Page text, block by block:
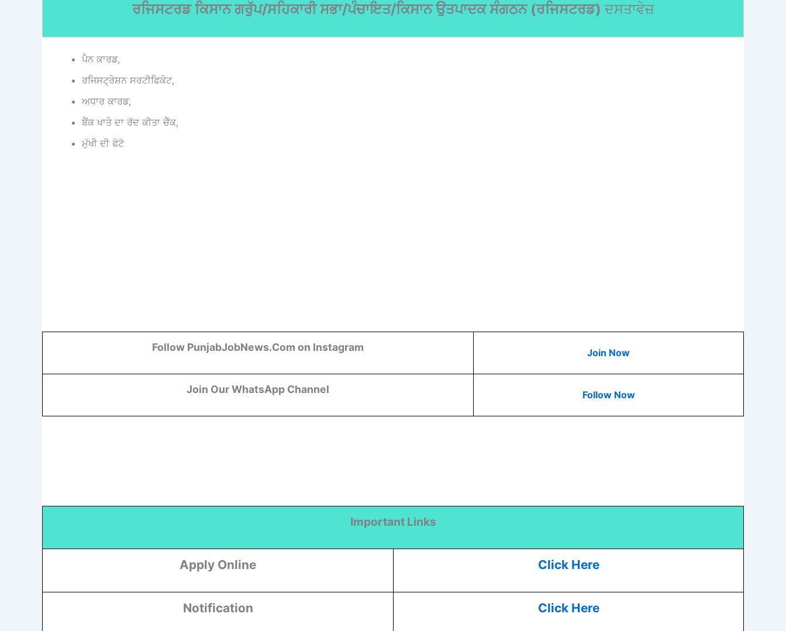
ਰਜਿਸਟਰਡ ਕਿਸਾਨ ਗਰੁੱਪ/ਸਹਿਕਾਰੀ ਸਭਾ/ਪੰਚਾਇਤ/ਕਿਸਾਨ ਉਤਪਾਦਕ ਸੰਗਠਨ (ਰਜਿਸਟਰਡ) ਦਸਤਾਵੇਜ਼
ਪੈਨ ਕਾਰਡ,
ਰਜਿਸਟ੍ਰੇਸ਼ਨ ਸਰਟੀਫਿਕੇਟ,
ਅਧਾਰ ਕਾਰਡ,
ਬੈਂਕ ਖਾਤੇ ਦਾ ਰੱਦ ਕੀਤਾ ਚੈੱਕ,
ਮੁੱਖੀ ਦੀ ਫੋਟੋ
Follow PunjabJobNews.Com on Instagram Join Now
Join Our WhatsApp Channel Follow Now
Important Links
Apply Online Click Here
Notification Click Here